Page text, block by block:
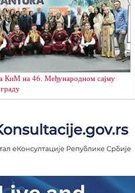
КиМ на 46. Међународном сајму